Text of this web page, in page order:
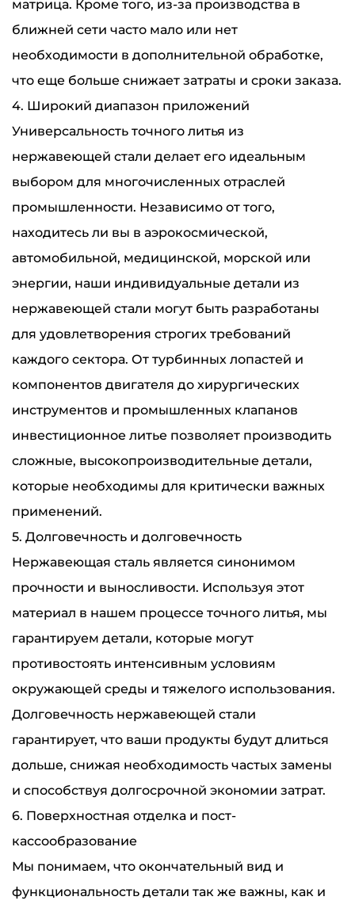
матрица. Кроме того, из-за производства в
ближней сети часто мало или нет
необходимости в дополнительной обработке,
что еще больше снижает затраты и сроки заказа.
4. Широкий диапазон приложений
Универсальность точного литья из
нержавеющей стали делает его идеальным
выбором для многочисленных отраслей
промышленности. Независимо от того,
находитесь ли вы в аэрокосмической,
автомобильной, медицинской, морской или
энергии, наши индивидуальные детали из
нержавеющей стали могут быть разработаны
для удовлетворения строгих требований
каждого сектора. От турбинных лопастей и
компонентов двигателя до хирургических
инструментов и промышленных клапанов
инвестиционное литье позволяет производить
сложные, высокопроизводительные детали,
которые необходимы для критически важных
применений.
5. Долговечность и долговечность
Нержавеющая сталь является синонимом
прочности и выносливости. Используя этот
материал в нашем процессе точного литья, мы
гарантируем детали, которые могут
противостоять интенсивным условиям
окружающей среды и тяжелого использования.
Долговечность нержавеющей стали
гарантирует, что ваши продукты будут длиться
дольше, снижая необходимость частых замены
и способствуя долгосрочной экономии затрат.
6. Поверхностная отделка и пост-
кассообразование
Мы понимаем, что окончательный вид и
функциональность детали так же важны, как и